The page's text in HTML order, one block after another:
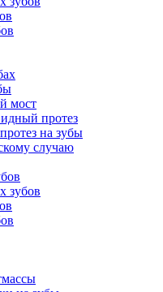
мост
протез
на зубы
случаю
зубов